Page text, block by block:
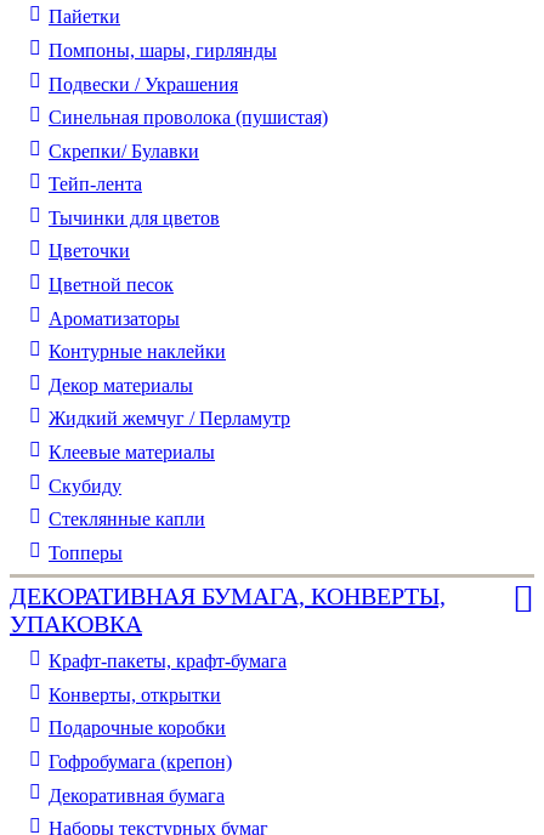
Пайетки
Помпоны, шары, гирлянды
Подвески / Украшения
Синельная проволока (пушистая)
Скрепки/ Булавки
Тейп-лента
Тычинки для цветов
Цветочки
Цветной песок
Ароматизаторы
Контурные наклейки
Декор материалы
Жидкий жемчуг / Перламутр
Клеевые материалы
Скубиду
Стеклянные капли
Топперы
ДЕКОРАТИВНАЯ БУМАГА, КОНВЕРТЫ,
УПАКОВКА
Крафт-пакеты, крафт-бумага
Конверты, открытки
Подарочные коробки
Гофробумага (крепон)
Декоративная бумага
Наборы текстурных бумаг